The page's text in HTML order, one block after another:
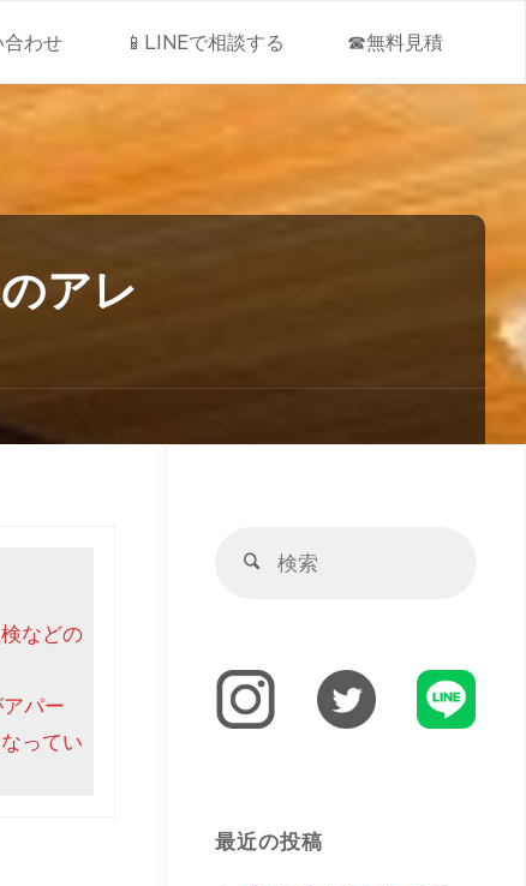
合わせ 📱LINEで相談する ☎無料見積
アレ
などの
パー
ってい
最近の投稿